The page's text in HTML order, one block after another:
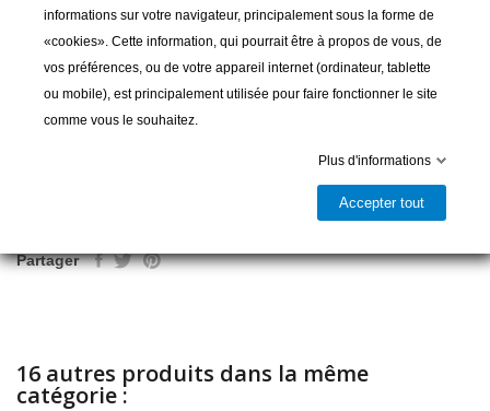
A partir de :95,00 CHF
Partager
16 autres produits dans la même
catégorie :
informations sur votre navigateur, principalement sous la forme de
«cookies». Cette information, qui pourrait être à propos de vous, de
vos préférences, ou de votre appareil internet (ordinateur, tablette
ou mobile), est principalement utilisée pour faire fonctionner le site
comme vous le souhaitez.
Plus d'informations
Accepter tout